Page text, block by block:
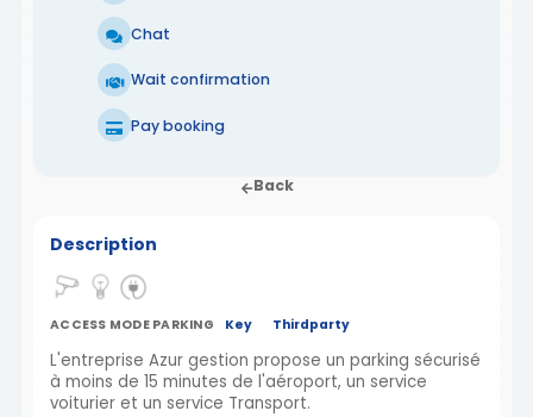
Chat
Wait confirmation
Pay booking
Back
Description
ACCESS MODE PARKING Key Thirdparty
L'entreprise Azur gestion propose un parking sécurisé
à moins de 15 minutes de l'aéroport, un service
voiturier et un service Transport.